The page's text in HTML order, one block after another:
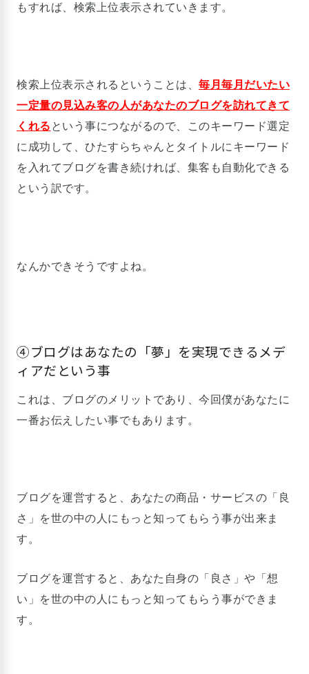
もすれば、検索上位表示されていきます。
検索上位表示されるということは、 毎月毎月だいたい
一定量の見込み客の人があなたのブログを訪れてきて
くれる という事につながるので、このキーワード選定
に成功して、ひたすらちゃんとタイトルにキーワード
を入れてブログを書き続ければ、集客も自動化できる
という訳です。
なんかできそうですよね。
④ブログはあなたの「夢」を実現できるメデ
ィアだという事
これは、ブログのメリットであり、今回僕があなたに
一番お伝えしたい事でもあります。
ブログを運営すると、あなたの商品・サービスの「良
さ」を世の中の人にもっと知ってもらう事が出来ま
す。
ブログを運営すると、あなた自身の「良さ」や「想
い」を世の中の人にもっと知ってもらう事ができま
す。